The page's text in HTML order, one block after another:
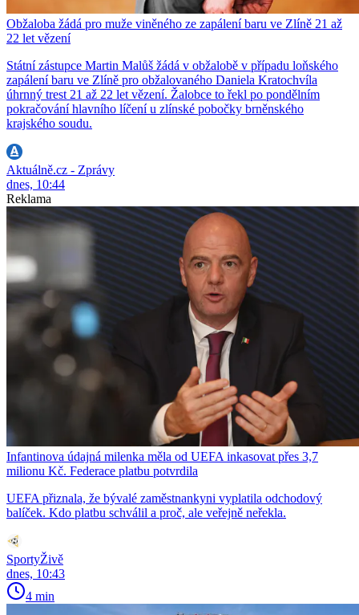
Obžaloba žádá pro muže viněného ze zapálení baru ve Zlíně 21 až
22 let vězení
Státní zástupce Martin Malůš žádá v obžalobě v případu loňského
zapálení baru ve Zlíně pro obžalovaného Daniela Kratochvíla
úhrnný trest 21 až 22 let vězení. Žalobce to řekl po pondělním
pokračování hlavního líčení u zlínské pobočky brněnského
krajského soudu.
Aktuálně.cz - Zprávy
dnes, 10:44
Reklama
Infantinova údajná milenka měla od UEFA inkasovat přes 3,7
milionu Kč. Federace platbu potvrdila
UEFA přiznala, že bývalé zaměstnankyni vyplatila odchodový
balíček. Kdo platbu schválil a proč, ale veřejně neřekla.
SportyŽivě
dnes, 10:43
4 min